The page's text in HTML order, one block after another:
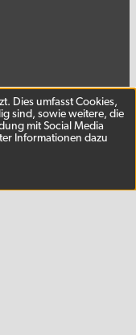
Dies umfasst Cookies,
sind, sowie weitere, die
mit Social Media
Informationen dazu